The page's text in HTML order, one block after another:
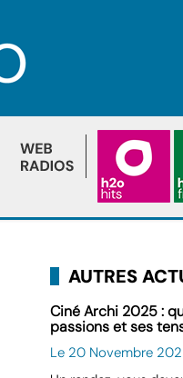
AUTRES
Ciné Archi 2025 :
passions et ses
Le 20 Novembre